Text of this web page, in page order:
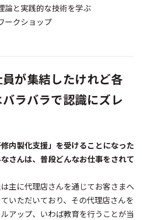
論と実践的な技術を学ぶ
ークショップ
が集結したけれど各
ラバラで認識にズレ
修内製化支援」を受けることになった
さんは、普段どんなお仕事をされて
主に代理店さんを通じてお客さまへ
いただいており、その代理店さんを
アップ、いわば教育を行うことが当